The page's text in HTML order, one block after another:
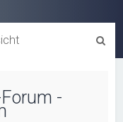
-